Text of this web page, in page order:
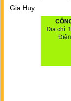
Gia Huy
Địa chỉ:
Điện